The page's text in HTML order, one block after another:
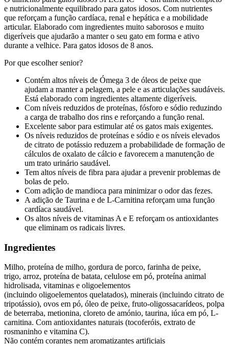
e nutricionalmente equilibrado para gatos idosos. Com nutrientes
que reforçam a função cardíaca, renal e hepática e a mobilidade
articular. Elaborado com ingredientes muito saborosos e muito
digeríveis que ajudarão a manter o seu gato em forma e ativo
durante a velhice. Para gatos idosos de 8 anos.
Por que escolher senior?
Contém altos níveis de Ómega 3 de óleos de peixe que
ajudam a manter a pelagem, a pele e as articulações saudáveis.
Está elaborado com ingredientes altamente digeríveis.
Com níveis reduzidos de proteínas, fósforo e sódio reduzindo
a carga de trabalho dos rins e reforçando a função renal.
Excelente sabor para estimular até os gatos mais exigentes.
Os níveis reduzidos de proteínas e sódio e os níveis elevados
de citrato de potássio reduzem a probabilidade de formação de
cálculos de oxalato de cálcio e favorecem a manutenção de
um trato urinário saudável.
Tem altos níveis de fibra para ajudar a prevenir problemas de
bolas de pelo.
Com adição de mandioca para minimizar o odor das fezes.
A adição de Taurina e de L-Carnitina reforçam uma função
cardíaca saudável.
Os altos níveis de vitaminas A e E reforçam os antioxidantes
que eliminam os radicais livres.
Ingredientes
Milho, proteína de milho, gordura de porco, farinha de peixe,
trigo, arroz, proteína de batata, celulose em pó, proteína animal
hidrolisada, vitaminas e oligoelementos
(incluindo oligoelementos quelatados), minerais (incluindo citrato de
tripotássio), ovos em pó, óleo de peixe, fruto-oligossacarídeos, polpa
de beterraba, metionina, cloreto de amónio, taurina, iúca em pó, L-
carnitina. Com antioxidantes naturais (tocoferóis, extrato de
rosmaninho e vitamina C).
Não contém corantes nem aromatizantes artificiais